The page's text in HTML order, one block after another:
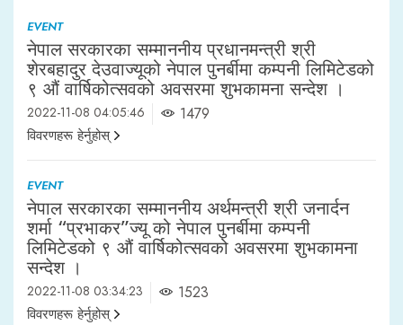
EVENT
नेपाल सरकारका सम्माननीय प्रधानमन्त्री श्री
शेरबहादुर देउवाज्यूको नेपाल पुनर्बीमा कम्पनी लिमिटेडको
९ औं वार्षिकोत्सवको अवसरमा शुभकामना सन्देश ।
2022-11-08 04:05:46 1479
विवरणहरू हेर्नुहोस्
EVENT
नेपाल सरकारका सम्माननीय अर्थमन्त्री श्री जनार्दन
शर्मा “प्रभाकर”ज्यू को नेपाल पुनर्बीमा कम्पनी
लिमिटेडको ९ औं वार्षिकोत्सवको अवसरमा शुभकामना
सन्देश ।
2022-11-08 03:34:23 1523
विवरणहरू हेर्नुहोस्